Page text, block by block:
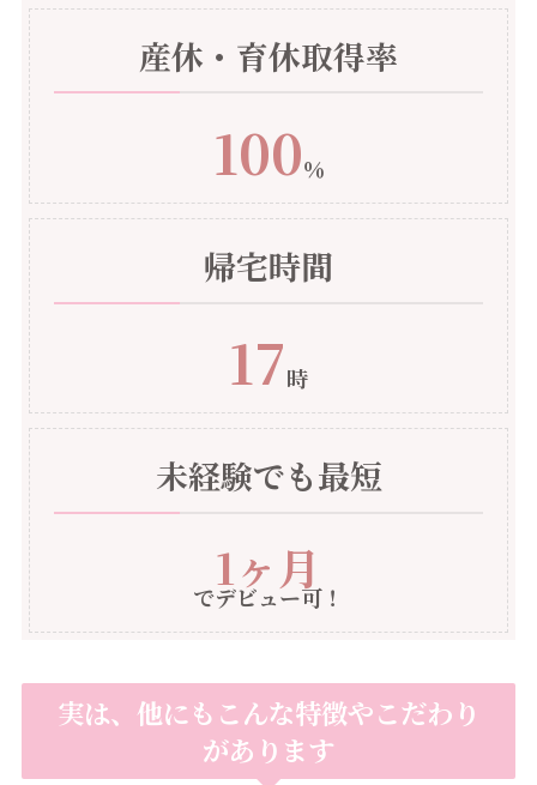
産休・育休取得率
100％
帰宅時間
17時
未経験でも最短
1ヶ月
でデビュー可！
実は、他にもこんな特徴やこだわり
があります